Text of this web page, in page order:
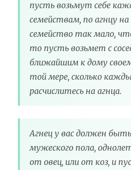
пусть возьмут себе
семействам, по агнцу на
семейство так мало,
то пусть возьмет с
ближайшим к дому
той мере, сколько
расчислитесь на агнца.
Агнец у вас должен быть
мужеского пола,
от овец, или от коз, и